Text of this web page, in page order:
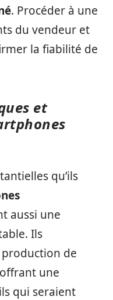
. Procéder à une
du vendeur et
la fiabilité de
et
qu’ils
aussi une
Ils
de
une
qui seraient